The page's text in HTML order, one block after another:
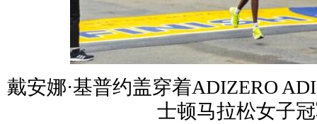
戴安娜·基普约盖穿着ADIZERO
士顿马拉松女子